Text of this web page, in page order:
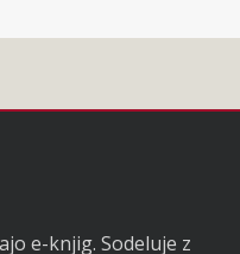
e-knjig. Sodeluje z